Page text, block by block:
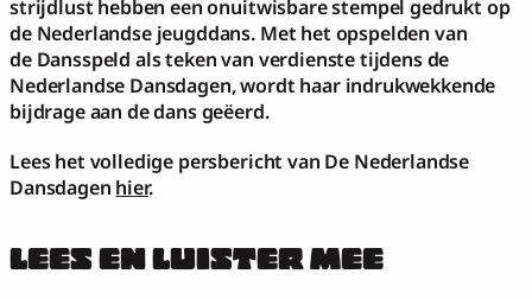
strijdlust hebben een onuitwisbare stempel gedrukt op
de Nederlandse jeugddans. Met het opspelden van
de Dansspeld als teken van verdienste tijdens de
Nederlandse Dansdagen, wordt haar indrukwekkende
bijdrage aan de dans geëerd.
Lees het volledige persbericht van De Nederlandse
Dansdagen hier.
LEES EN LUISTER MEE